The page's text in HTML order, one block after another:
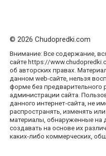
© 2026 Chudopredki.com
Внимание: Все содержание,
сайте https://
об авторских правах.
данном web-сайте, нельзя
форме без предварительного
администрации сайта.
данного интернет-сайта, не
распространять, изменять
материалы, обнаруженные на
создавать на основе их
каких-либо коммерческих,